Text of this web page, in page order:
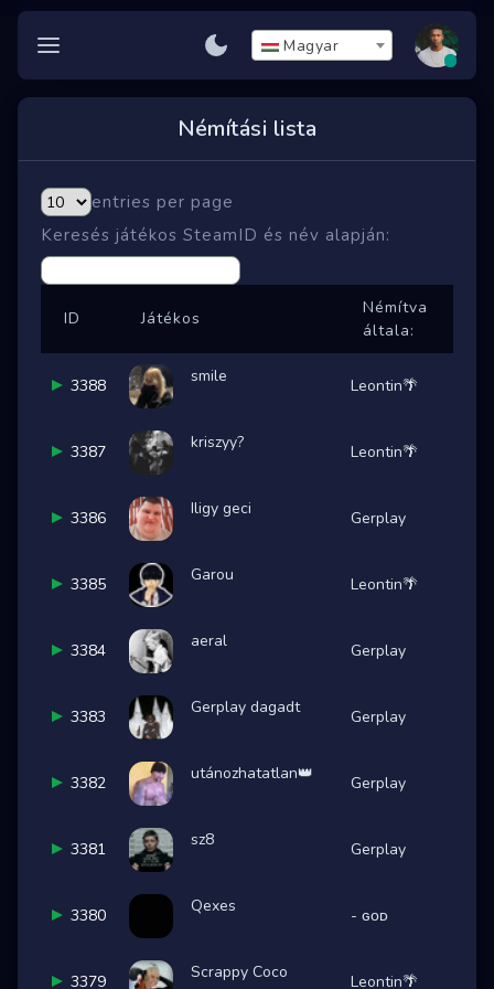
Magyar
Kezelőfelület
Szerver
Kitiltások
Némítások
Feloldási kér...
Játékos jelentése
Bejelentkezés
Szabályzat
Jelentkezés
Facebook
TikTok
Némítási lista
entries per page
Keresés játékos SteamID és név alapján:
ID Játékos
Némítva
általa:
3388 smile Leontin🌴
3387 kriszyy? Leontin🌴
3386 Iligy geci Gerplay
3385 Garou Leontin🌴
3384 aeral Gerplay
3383 Gerplay dagadt Gerplay
3382 utánozhatatlan👑 Gerplay
3381 sz8 Gerplay
3380 Qexes - ɢᴏᴅ
3379 Scrappy Coco Leontin🌴